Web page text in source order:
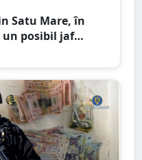
Satu Mare, în
posibil jaf